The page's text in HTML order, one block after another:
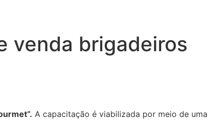
venda brigadeiros
A capacitação é viabilizada por meio de uma